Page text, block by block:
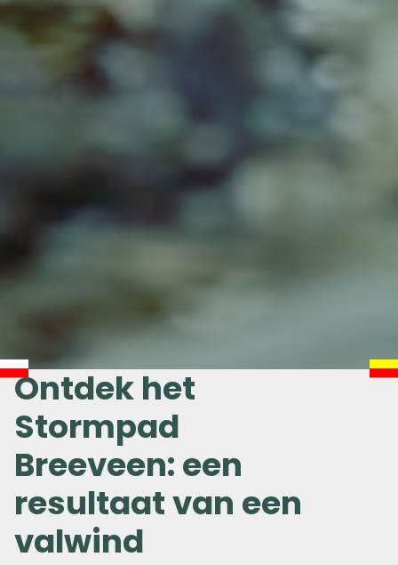
Ontdek het
Stormpad
Breeveen: een
resultaat van een
valwind